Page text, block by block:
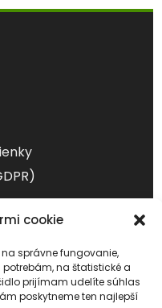
cookie
správne fungovanie,
na štatistické a
prijímam udelíte súhlas
poskytneme ten najlepší
1
2
7 8
9